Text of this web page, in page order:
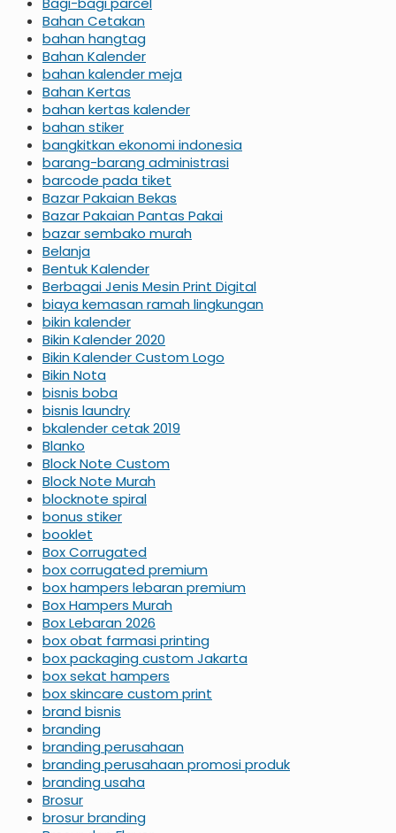
Bahan Cetakan
bahan hangtag
Bahan Kalender
bahan kalender meja
Bahan Kertas
bahan kertas kalender
bahan stiker
bangkitkan ekonomi indonesia
barang-barang administrasi
barcode pada tiket
Bazar Pakaian Bekas
Bazar Pakaian Pantas Pakai
bazar sembako murah
Belanja
Bentuk Kalender
Berbagai Jenis Mesin Print Digital
biaya kemasan ramah lingkungan
bikin kalender
Bikin Kalender 2020
Bikin Kalender Custom Logo
Bikin Nota
bisnis boba
bisnis laundry
bkalender cetak 2019
Blanko
Block Note Custom
Block Note Murah
blocknote spiral
bonus stiker
booklet
Box Corrugated
box corrugated premium
box hampers lebaran premium
Box Hampers Murah
Box Lebaran 2026
box obat farmasi printing
box packaging custom Jakarta
box sekat hampers
box skincare custom print
brand bisnis
branding
branding perusahaan
branding perusahaan promosi produk
branding usaha
Brosur
brosur branding